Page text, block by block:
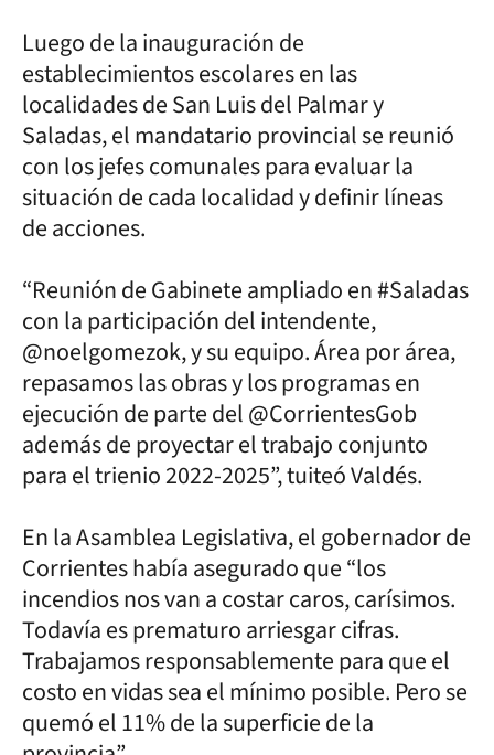
Luego de la inauguración de
establecimientos escolares en las
localidades de San Luis del Palmar y
Saladas, el mandatario provincial se reunió
con los jefes comunales para evaluar la
situación de cada localidad y definir líneas
de acciones.
“Reunión de Gabinete ampliado en #Saladas
con la participación del intendente,
@noelgomezok, y su equipo. Área por área,
repasamos las obras y los programas en
ejecución de parte del @CorrientesGob
además de proyectar el trabajo conjunto
para el trienio 2022-2025”, tuiteó Valdés.
En la Asamblea Legislativa, el gobernador de
Corrientes había asegurado que “los
incendios nos van a costar caros, carísimos.
Todavía es prematuro arriesgar cifras.
Trabajamos responsablemente para que el
costo en vidas sea el mínimo posible. Pero se
quemó el 11% de la superficie de la